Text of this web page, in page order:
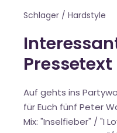
Schlager / Hardstyle
Pressetext
Auf gehts ins
für Euch fünf Peter
Mix: "Inselfieber" / "I